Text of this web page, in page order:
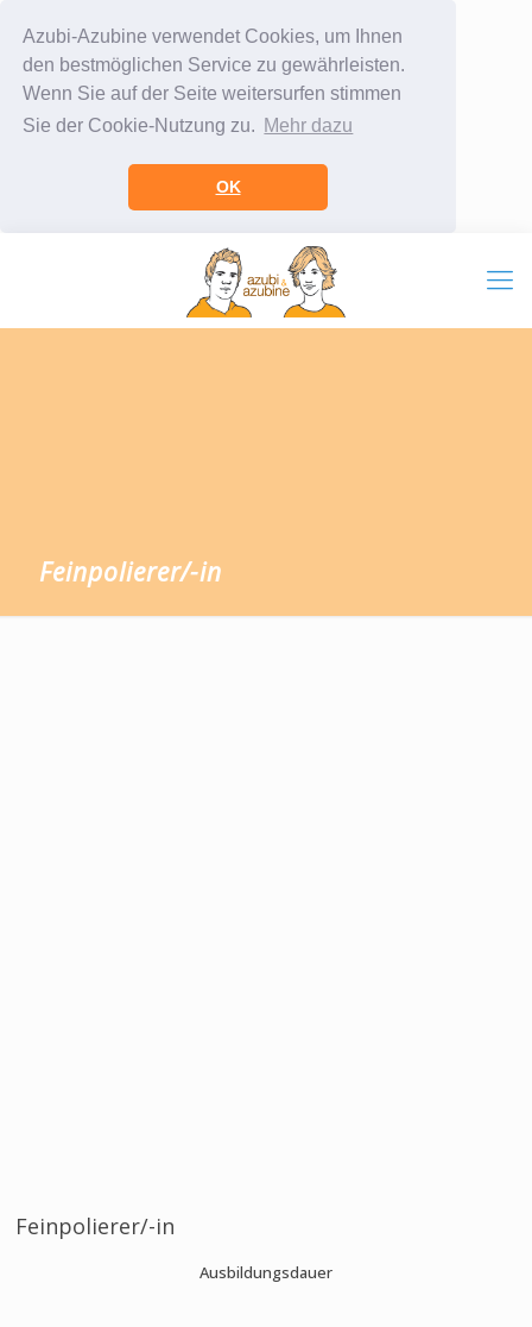
Azubi-Azubine verwendet Cookies, um Ihnen
den bestmöglichen Service zu gewährleisten.
Wenn Sie auf der Seite weitersurfen stimmen
Sie der Cookie-Nutzung zu. Mehr dazu
OK
Feinpolierer/-in
Feinpolierer/-in
Ausbildungsdauer